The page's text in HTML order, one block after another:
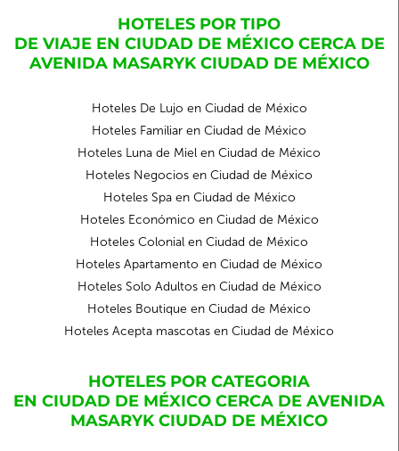
HOTELES POR TIPO
DE VIAJE EN CIUDAD DE MÉXICO CERCA DE
AVENIDA MASARYK CIUDAD DE MÉXICO
Hoteles De Lujo en Ciudad de México
Hoteles Familiar en Ciudad de México
Hoteles Luna de Miel en Ciudad de México
Hoteles Negocios en Ciudad de México
Hoteles Spa en Ciudad de México
Hoteles Económico en Ciudad de México
Hoteles Colonial en Ciudad de México
Hoteles Apartamento en Ciudad de México
Hoteles Solo Adultos en Ciudad de México
Hoteles Boutique en Ciudad de México
Hoteles Acepta mascotas en Ciudad de México
HOTELES POR CATEGORIA
EN CIUDAD DE MÉXICO CERCA DE AVENIDA
MASARYK CIUDAD DE MÉXICO